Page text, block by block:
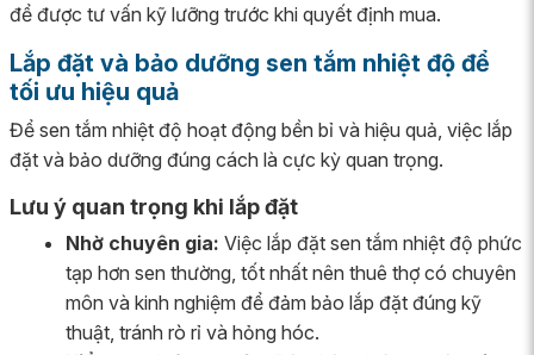
để được tư vấn kỹ lưỡng trước khi quyết định mua.
Lắp đặt và bảo dưỡng sen tắm nhiệt độ để
tối ưu hiệu quả
Để sen tắm nhiệt độ hoạt động bền bỉ và hiệu quả, việc lắp
đặt và bảo dưỡng đúng cách là cực kỳ quan trọng.
Lưu ý quan trọng khi lắp đặt
Nhờ chuyên gia: Việc lắp đặt sen tắm nhiệt độ phức
tạp hơn sen thường, tốt nhất nên thuê thợ có chuyên
môn và kinh nghiệm để đảm bảo lắp đặt đúng kỹ
thuật, tránh rò rỉ và hỏng hóc.